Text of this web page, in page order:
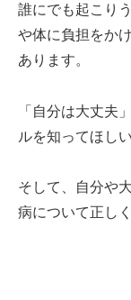
誰にでも起こり
や体に負担をか
あります。
「自分は大丈夫
ルを知ってほしい
そして、自分や
病について正し